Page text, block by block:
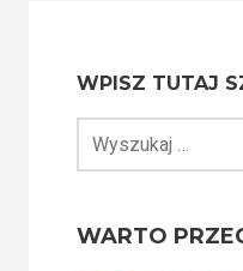
WPISZ TUTAJ
WARTO